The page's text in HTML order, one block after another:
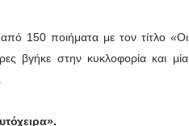
150 ποιήματα με τον τίτλο «Οι
βγήκε στην κυκλοφορία και μία
.